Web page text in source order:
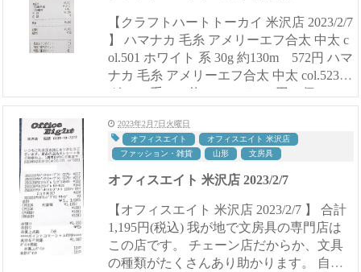
【クラフトハートトーカイ 米沢店 2023/2/7
】 ハマナカ 毛糸 アメリーエフ合太 中太 c
ol.501 ホワイト 系 30g 約130m 572円 ハマ
ナカ 毛糸 アメリーエフ合太 中太 col.523
グレー 系 30g 約130m ＠572円×7個 4,00
4...
2023年2月7日火曜日
オフィスエイト
オフィスエイト 米沢店
ファッション・雑貨
山形 文房具
オフィスエイト 米沢店 2023/2/7
【オフィスエイト 米沢店 2023/2/7 】 合計
1,195円(税込) 我が地で文房具の専門店は
この店です。 チェーン店だからか、文具
の種類がたくさんあり助かります。 自分